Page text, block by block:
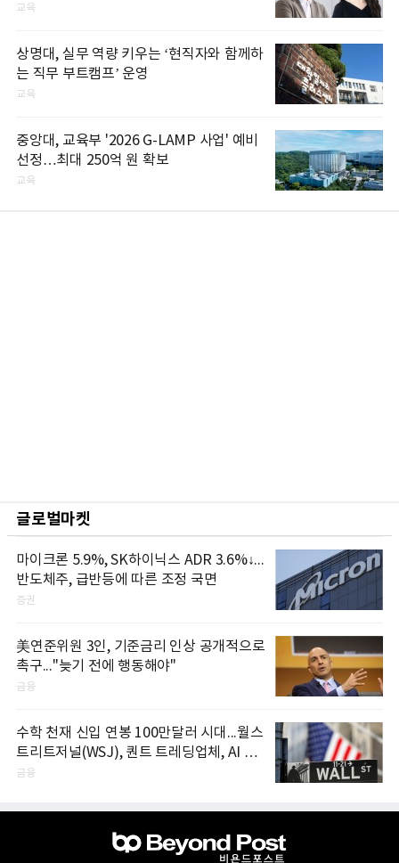
교육
상명대, 실무 역량 키우는 ‘현직자와 함께하
는 직무 부트캠프’ 운영
교육
중앙대, 교육부 '2026 G-LAMP 사업' 예비
선정…최대 250억 원 확보
교육
글로벌마켓
마이크론 5.9%, SK하이닉스 ADR 3.6%↓...
반도체주, 급반등에 따른 조정 국면
증권
美연준위원 3인, 기준금리 인상 공개적으로
촉구..."늦기 전에 행동해야"
금융
수학 천재 신입 연봉 100만달러 시대...월스
트리트저널(WSJ), 퀀트 트레딩업체, AI 기
업들 인재 확보 경쟁
금융